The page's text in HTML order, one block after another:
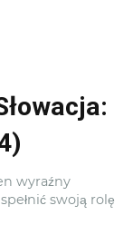
wyraźny
swoją rolę